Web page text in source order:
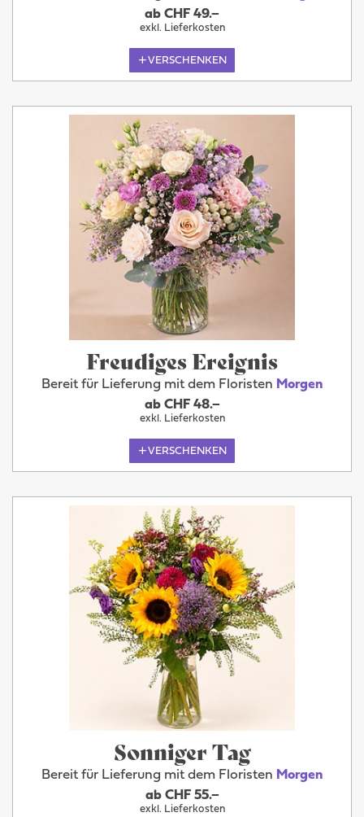
ab CHF 49.–
exkl. Lieferkosten
VERSCHENKEN
Freudiges Ereignis
Bereit für Lieferung mit dem Floristen Morgen
ab CHF 48.–
exkl. Lieferkosten
VERSCHENKEN
Sonniger Tag
Bereit für Lieferung mit dem Floristen Morgen
ab CHF 55.–
exkl. Lieferkosten